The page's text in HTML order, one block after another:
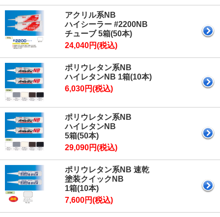
アクリル系NB
ハイシーラー #2200NB
チューブ 5箱(50本)
24,040円(税込)
ポリウレタン系NB
ハイレタンNB 1箱(10本)
6,030円(税込)
ポリウレタン系NB
ハイレタンNB
5箱(50本)
29,090円(税込)
ポリウレタン系NB 速乾
塗装クイックNB
1箱(10本)
7,600円(税込)